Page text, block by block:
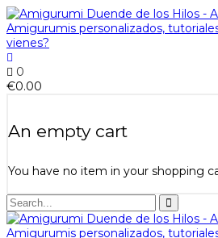
0
€0.00
An empty cart
You have no item in your shopping